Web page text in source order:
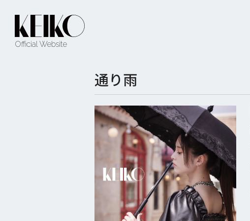
Official Website
通り雨